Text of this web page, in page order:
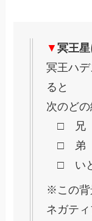
▼冥王
冥王ハ
ると
次のど
□ 兄
□ 弟
□ い
※この背
ネガテ